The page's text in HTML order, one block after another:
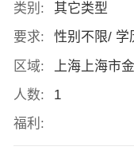
类别:
其它类型
要求:
性别不限/ 学
区域:
上海上海市
人数:
1
福利: